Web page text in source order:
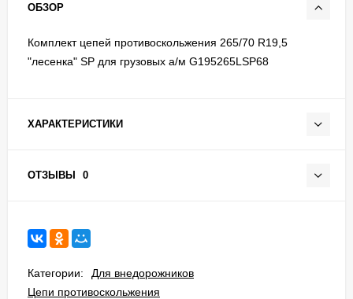
ОБЗОР
Комплект цепей противоскольжения 265/70 R19,5
"лесенка" SP для грузовых а/м G195265LSP68
ХАРАКТЕРИСТИКИ
ОТЗЫВЫ 0
Категории:
Для внедорожников
Цепи противоскольжения